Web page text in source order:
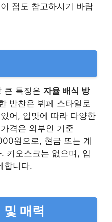
점도 참고하시기 바랍
큰 특징은 자율 배식 방
반찬은 뷔페 스타일로
어, 입맛에 따라 다양한
격은 외부인 기준
원으로, 현금 또는 계
키오스크는 없으며, 입
합니다.
및 매력